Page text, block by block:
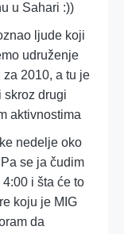
u Sahari :))
ljude koji
udruženje
2010, a tu je
skroz drugi
aktivnostima
nedelje oko
se ja čudim
i šta će to
koju je MIG
da